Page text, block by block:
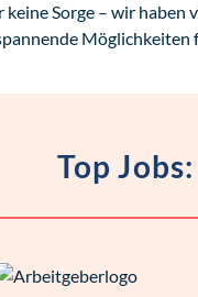
keine Sorge – wir haben
Möglichkeiten
Top Jobs: